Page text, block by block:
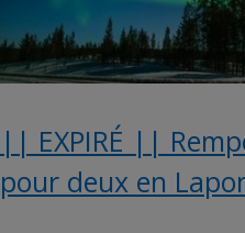
|| EXPIRÉ ||
pour deux en